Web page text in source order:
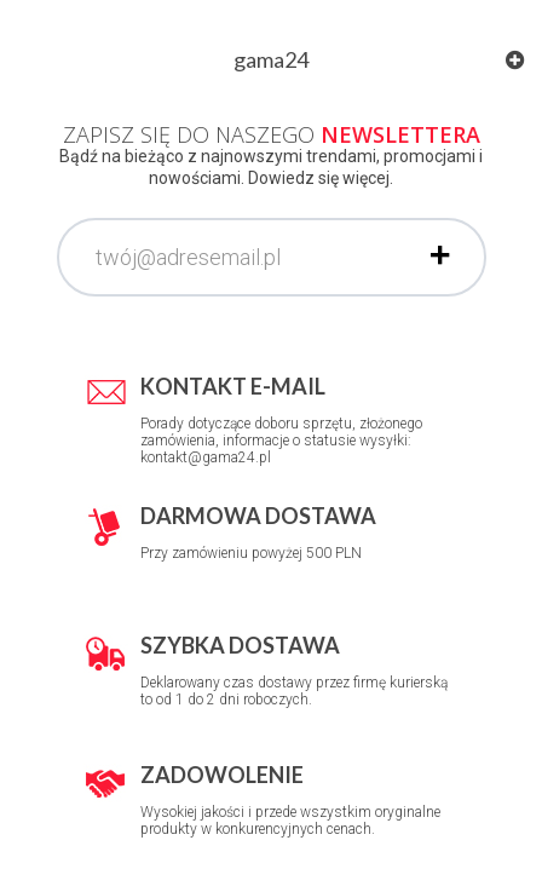
gama24
ZAPISZ SIĘ DO NASZEGO NEWSLETTERA
Bądź na bieżąco z najnowszymi trendami, promocjami i
nowościami. Dowiedz się więcej.
KONTAKT E-MAIL
Porady dotyczące doboru sprzętu, złożonego
zamówienia, informacje o statusie wysyłki:
kontakt@gama24.pl
DARMOWA DOSTAWA
Przy zamówieniu powyżej 500 PLN
SZYBKA DOSTAWA
Deklarowany czas dostawy przez firmę kurierską
to od 1 do 2 dni roboczych.
ZADOWOLENIE
Wysokiej jakości i przede wszystkim oryginalne
produkty w konkurencyjnych cenach.